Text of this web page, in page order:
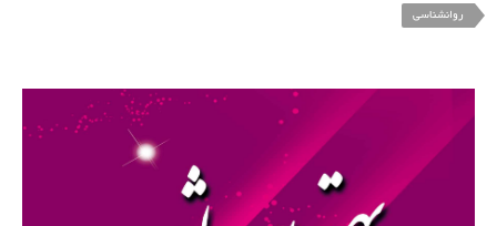
روانشناسی